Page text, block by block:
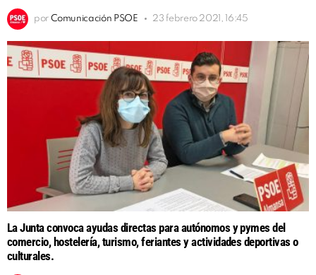
por Comunicación PSOE 23 febrero 2021, 16:45
La Junta convoca ayudas directas para autónomos y pymes del
comercio, hostelería, turismo, feriantes y actividades deportivas o
culturales.